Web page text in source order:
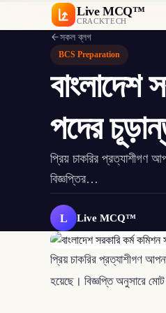
Live MCQ™
CRACKTECH
সকল ব্লগ
BCS Preparation
বাংলাদেশ
পদের
প্রিয় চাকরির প্রত্যাশীগণ
বিজ্ঞপ্তির…
L Live MCQ™
প্রিয় চাকরির প্রত্যাশীগণ
হয়েছে। বিজ্ঞপ্তি অনুসারে